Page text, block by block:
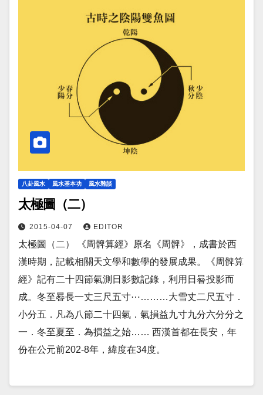
八卦風水 風水基本功 風水雜談
太極圖（二）
2015-04-07 EDITOR
太極圖（二） 《周髀算經》原名《周髀》，成書於西
漢時期，記載相關天文學和數學的發展成果。《周髀算
經》記有二十四節氣測日影數記錄，利用日晷投影而
成。冬至晷長一丈三尺五寸⋯………大雪丈二尺五寸．
小分五．凡為八節二十四氣．氣損益九寸九分六分分之
一．冬至夏至．為損益之始…… 西漢首都在長安，年
份在公元前202-8年，緯度在34度。